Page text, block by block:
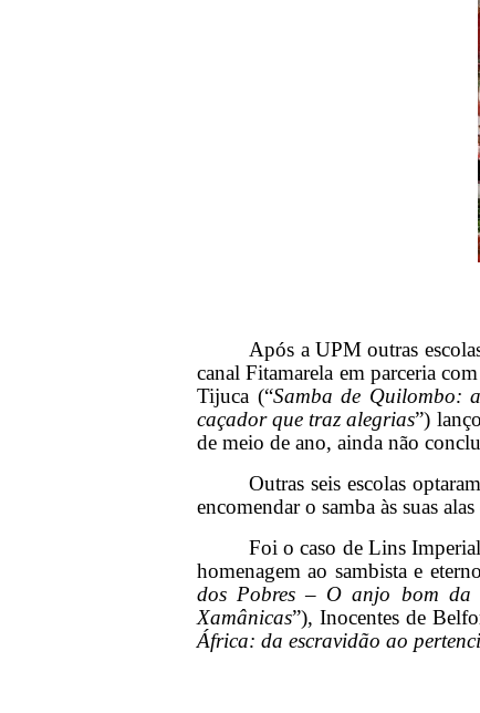
Após a UPM outras
canal Fitamarela em parceria
Tijuca (“Samba de Quilombo:
caçador que traz alegrias”)
de meio de ano, ainda não
Outras seis escolas
encomendar o samba às suas
Foi o caso de Lins
homenagem ao sambista e
dos Pobres – O anjo bom da
Xamânicas”), Inocentes de
África: da escravidão ao